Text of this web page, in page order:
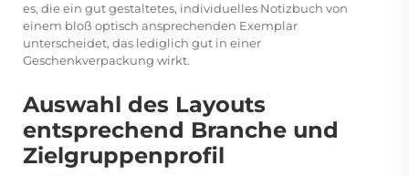
es, die ein gut gestaltetes, individuelles Notizbuch von
einem bloß optisch ansprechenden Exemplar
unterscheidet, das lediglich gut in einer
Geschenkverpackung wirkt.
Auswahl des Layouts
entsprechend Branche und
Zielgruppenprofil